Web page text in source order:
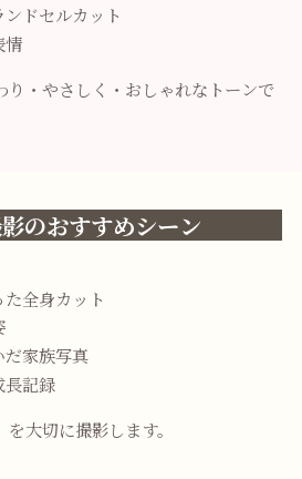
ドセルカット
情
り・やさしく・おしゃれなトーンで
のおすすめシーン
全身カット
だ家族写真
長記録
を大切に撮影します。